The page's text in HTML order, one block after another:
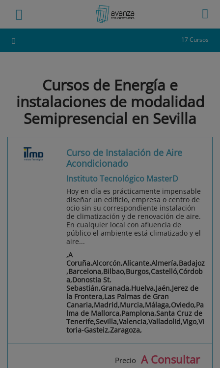
17 Cursos
Cursos de Energía e
instalaciones de modalidad
Semipresencial en Sevilla
Curso de Instalación de Aire
Acondicionado
Instituto Tecnológico MasterD
Hoy en día es prácticamente impensable
diseñar un edificio, empresa o centro de
ocio sin su correspondiente instalación
de climatización y de renovación de aire.
En cualquier local con afluencia de
público el ambiente está climatizado y el
aire...
,A
Coruña,Alcorcón,Alicante,Almería,Badajoz
,Barcelona,Bilbao,Burgos,Castelló,Córdob
a,Donostia St.
Sebastián,Granada,Huelva,Jaén,Jerez de
la Frontera,Las Palmas de Gran
Canaria,Madrid,Murcia,Málaga,Oviedo,Pa
lma de Mallorca,Pamplona,Santa Cruz de
Tenerife,Sevilla,Valencia,Valladolid,Vigo,Vi
toria-Gasteiz,Zaragoza,
Precio A Consultar